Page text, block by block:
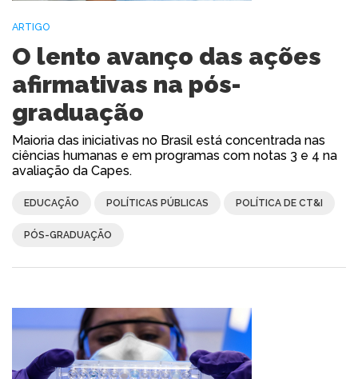
ARTIGO
O lento avanço das ações
afirmativas na pós-
graduação
Maioria das iniciativas no Brasil está concentrada nas
ciências humanas e em programas com notas 3 e 4 na
avaliação da Capes.
EDUCAÇÃO POLÍTICAS PÚBLICAS POLÍTICA DE CT&I
PÓS-GRADUAÇÃO